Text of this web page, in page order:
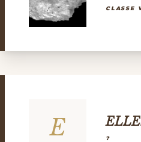
CLASSE
E ?